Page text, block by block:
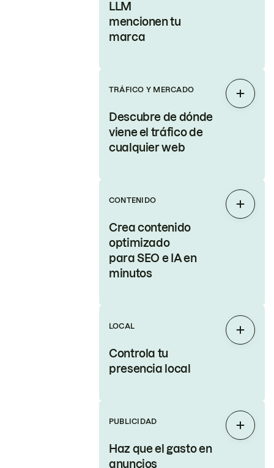
LLM
mencionen tu
marca
TRÁFICO Y MERCADO
Descubre de dónde
viene el tráfico de
cualquier web
CONTENIDO
Crea contenido
optimizado
para SEO e IA en
minutos
LOCAL
Controla tu
presencia local
PUBLICIDAD
Haz que el gasto en
anuncios